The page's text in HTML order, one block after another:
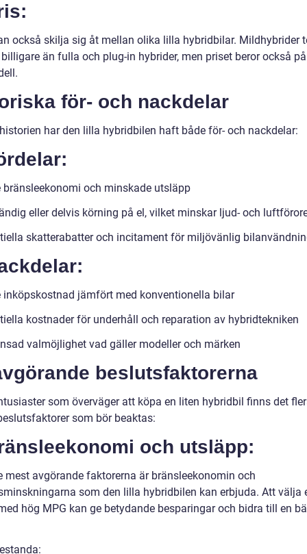
också skilja sig åt mellan olika lilla hybridbilar. Mildhybrider
än fulla och plug-in hybrider, men priset beror också
för- och nackdelar
har den lilla hybridbilen haft både för- och nackdelar:
bränsleekonomi och minskade utsläpp
eller delvis körning på el, vilket minskar ljud- och
skatterabatter och incitament för miljövänlig
inköpskostnad jämfört med konventionella bilar
kostnader för underhåll och reparation av hybridtekniken
valmöjlighet vad gäller modeller och märken
beslutsfaktorerna
som överväger att köpa en liten hybridbil finns det
som bör beaktas:
och utsläpp:
mest avgörande faktorerna är bränsleekonomin och
som den lilla hybridbilen kan erbjuda. Att välja
hög MPG kan ge betydande besparingar och bidra till en